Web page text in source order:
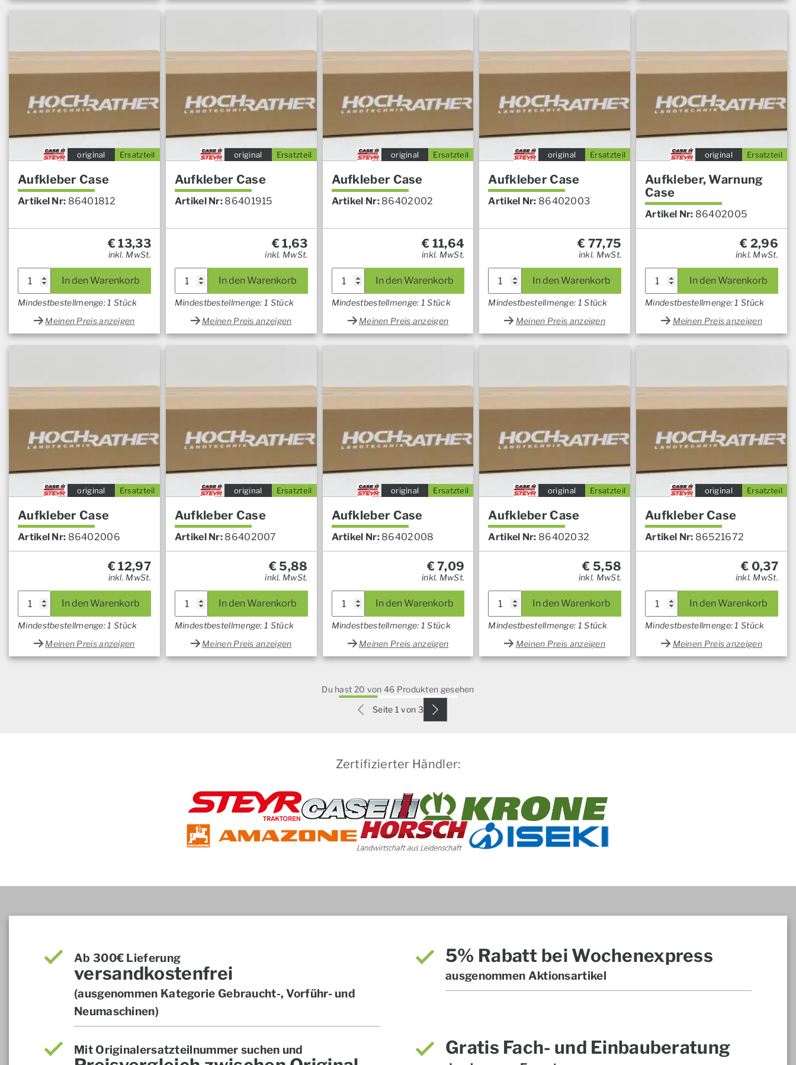
Ersatzteil
original
Aufkleber Case
Artikel Nr: 86401812
€13,33
inkl. MwSt.
In den Warenkorb
Mindestbestellmenge: 1 Stück
Meinen Preis anzeigen
Ersatzteil
original
Aufkleber Case
Artikel Nr: 86401915
€1,63
inkl. MwSt.
In den Warenkorb
Mindestbestellmenge: 1 Stück
Meinen Preis anzeigen
Ersatzteil
original
Aufkleber Case
Artikel Nr: 86402002
€ 11,64
inkl. MwSt.
In den Warenkorb
Mindestbestellmenge: 1 Stück
Meinen Preis anzeigen
Ersatzteil
original
Aufkleber Case
Artikel Nr: 86402003
€ 77,75
inkl. MwSt.
In den Warenkorb
Mindestbestellmenge: 1 Stück
Meinen Preis anzeigen
Ersatzteil
original
Aufkleber, Warnung
Case
Artikel Nr: 86402005
€ 2,96
inkl. MwSt.
In den Warenkorb
Mindestbestellmenge: 1 Stück
Meinen Preis anzeigen
Ersatzteil
original
Aufkleber Case
Artikel Nr: 86402006
€12,97
inkl. MwSt.
In den Warenkorb
Mindestbestellmenge: 1 Stück
Meinen Preis anzeigen
Ersatzteil
original
Aufkleber Case
Artikel Nr: 86402007
€5,88
inkl. MwSt.
In den Warenkorb
Mindestbestellmenge: 1 Stück
Meinen Preis anzeigen
Ersatzteil
original
Aufkleber Case
Artikel Nr: 86402008
€7,09
inkl. MwSt.
In den Warenkorb
Mindestbestellmenge: 1 Stück
Meinen Preis anzeigen
Ersatzteil
original
Aufkleber Case
Artikel Nr: 86402032
€ 5,58
inkl. MwSt.
In den Warenkorb
Mindestbestellmenge: 1 Stück
Meinen Preis anzeigen
Ersatzteil
original
Aufkleber Case
Artikel Nr: 86521672
€ 0,37
inkl. MwSt.
In den Warenkorb
Mindestbestellmenge: 1 Stück
Meinen Preis anzeigen
Du hast 20 von 46 Produkten gesehen
Seite 1 von 3
Zertifizierter Händler:
Ab 300€ Lieferung
versandkostenfrei
(ausgenommen Kategorie Gebraucht-, Vorführ- und
Neumaschinen)
5% Rabatt bei Wochenexpress
ausgenommen Aktionsartikel
Mit Originalersatzteilnummer suchen und Gratis Fach- und Einbauberatung